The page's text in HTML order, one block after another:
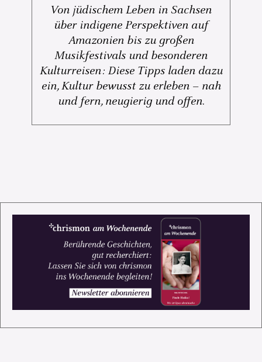
Von jüdischem Leben in Sachsen
über indigene Perspektiven auf
Amazonien bis zu großen
Musikfestivals und besonderen
Kulturreisen: Diese Tipps laden dazu
ein, Kultur bewusst zu erleben – nah
und fern, neugierig und offen.